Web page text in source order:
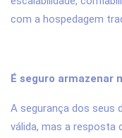
com a hospedagem
É seguro armazenar
A segurança dos seus
válida, mas a resposta